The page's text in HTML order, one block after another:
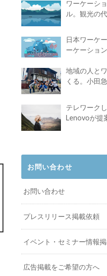
ワーケーシ
ル。観光の
日本ワーケ
ーケーショ
地域の人と
くる。小田
テレワーク
Lenovoが提
お問い合わせ
お問い合わせ
プレスリリース掲載依頼
イベント・セミナー情報
広告掲載をご希望の方へ